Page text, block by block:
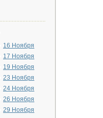
16 Ноября
17 Ноября
19 Ноября
23 Ноября
24 Ноября
26 Ноября
29 Ноября